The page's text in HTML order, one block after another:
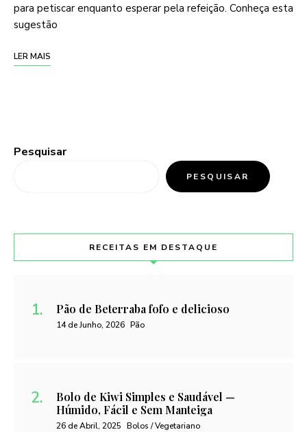
para petiscar enquanto esperar pela refeição. Conheça esta
sugestão
LER MAIS
Pesquisar
PESQUISAR
RECEITAS EM DESTAQUE
Pão de Beterraba fofo e delicioso
14 de Junho, 2026 Pão
Bolo de Kiwi Simples e Saudável —
Húmido, Fácil e Sem Manteiga
26 de Abril, 2025 Bolos / Vegetariano